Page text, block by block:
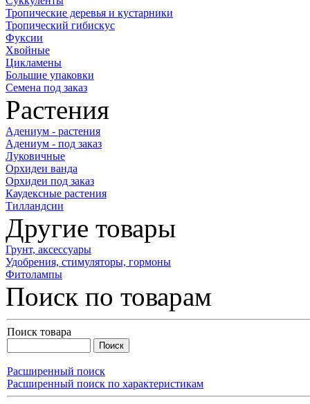
Тропические деревья и кустарники
Тропический гибискус
Фуксии
Хвойные
Цикламены
Большие упаковки
Семена под заказ
Растения
Адениум - растения
Адениум - под заказ
Луковичные
Орхидеи ванда
Орхидеи под заказ
Каудексные растения
Тилландсии
Другие товары
Грунт, аксессуары
Удобрения, стимуляторы, гормоны
Фитолампы
Поиск по товарам
Поиск товара
Расширенный поиск
Расширенный поиск по характеристикам